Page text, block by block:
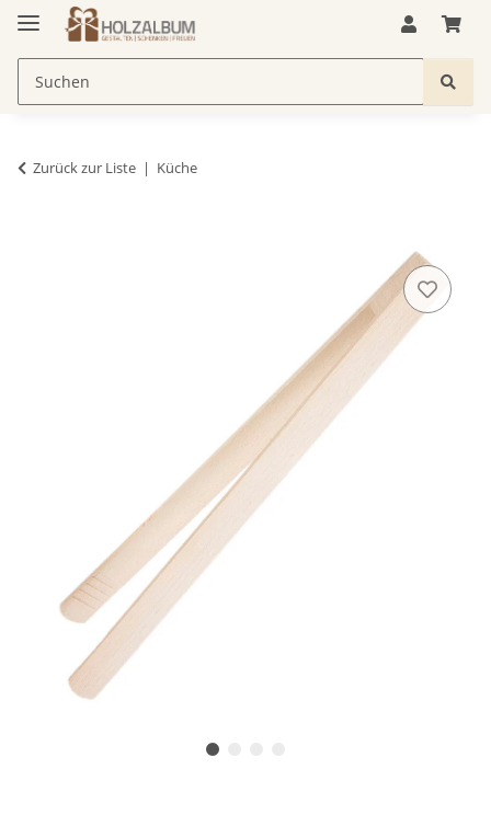
Zurück zur Liste Küche